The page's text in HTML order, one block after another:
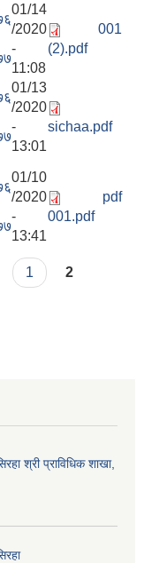
01/14
/2020
-
11:08
001
(2).pdf
01/13
/2020
-
13:01
sichaa.pdf
01/10
/2020
-
13:41
pdf
001.pdf
1 2
श्री प्राविधिक शाखा,